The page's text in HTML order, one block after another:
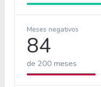
Meses negativos
84
de 200 meses